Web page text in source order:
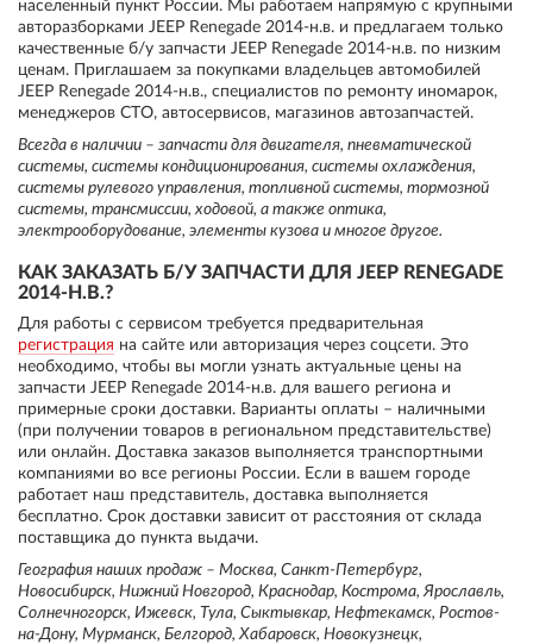
населенный пункт России. Мы работаем напрямую с крупными
авторазборками JEEP Renegade 2014-н.в. и предлагаем только
качественные б/у запчасти JEEP Renegade 2014-н.в. по низким
ценам. Приглашаем за покупками владельцев автомобилей
JEEP Renegade 2014-н.в., специалистов по ремонту иномарок,
менеджеров СТО, автосервисов, магазинов автозапчастей.
Всегда в наличии – запчасти для двигателя, пневматической
системы, системы кондиционирования, системы охлаждения,
системы рулевого управления, топливной системы, тормозной
системы, трансмиссии, ходовой, а также оптика,
электрооборудование, элементы кузова и многое другое.
КАК ЗАКАЗАТЬ Б/У ЗАПЧАСТИ ДЛЯ JEEP RENEGADE
2014-Н.В.?
Для работы с сервисом требуется предварительная
регистрация на сайте или авторизация через соцсети. Это
необходимо, чтобы вы могли узнать актуальные цены на
запчасти JEEP Renegade 2014-н.в. для вашего региона и
примерные сроки доставки. Варианты оплаты – наличными
(при получении товаров в региональном представительстве)
или онлайн. Доставка заказов выполняется транспортными
компаниями во все регионы России. Если в вашем городе
работает наш представитель, доставка выполняется
бесплатно. Срок доставки зависит от расстояния от склада
поставщика до пункта выдачи.
География наших продаж – Москва, Санкт-Петербург,
Новосибирск, Нижний Новгород, Краснодар, Кострома, Ярославль,
Солнечногорск, Ижевск, Тула, Сыктывкар, Нефтекамск, Ростов-
на-Дону, Мурманск, Белгород, Хабаровск, Новокузнецк,